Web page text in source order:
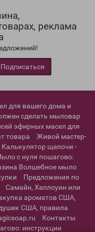
реклама
Подписаться
для вашего дома и
сделать мыловар
эфирных масел для
товара
Живой мастер-
Калькулятор щелочи -
с нуля пошагово:
Волшебное мыло
Предложения по
Самайн, Хеллоуин или
ароматов США,
США, правила
Контакты
инструкции